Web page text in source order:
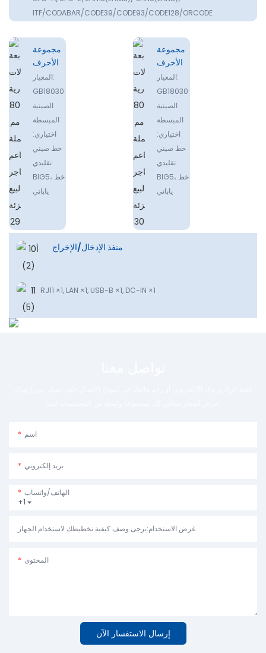
ITF/CODABAR/CODE39/CODE93/CODE128/ORCODE
مجموعة
الأحرف
المعيار:
GB18030
الصينية
المبسطة
اختياري:
خط صيني
تقليدي
BlG5، خط
ياباني
مجموعة
الأحرف
المعيار:
GB18030
الصينية
المبسطة
اختياري:
خط صيني
تقليدي
BlG5، خط
ياباني
منفذ الإدخال/الإخراج
RJ11 ×1, LAN ×1, USB-B ×1, DC-IN ×1
اسم
بريد إلكتروني
+1
الهاتف/واتساب
غرض الاستخدام:يرجى وصف كيفية تخطيطك لاستخدام الجهاز.
المحتوى
إرسال الاستفسار الآن